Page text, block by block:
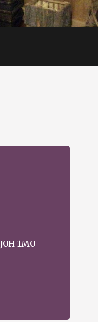
J0H 1M0